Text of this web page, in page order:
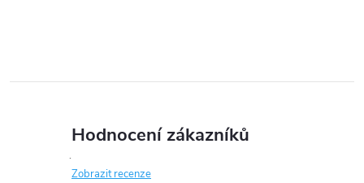
k
Hodnocení zákazníků
Zobrazit recenze